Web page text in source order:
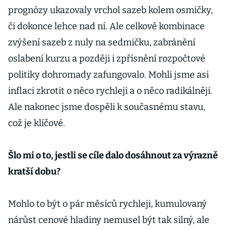
prognózy ukazovaly vrchol sazeb kolem osmičky,
či dokonce lehce nad ní. Ale celkově kombinace
zvýšení sazeb z nuly na sedmičku, zabránění
oslabení kurzu a později i zpřísnění rozpočtové
politiky dohromady zafungovalo. Mohli jsme asi
inflaci zkrotit o něco rychleji a o něco radikálněji.
Ale nakonec jsme dospěli k současnému stavu,
což je klíčové.
Šlo mi o to, jestli se cíle dalo dosáhnout za výrazně
kratší dobu?
Mohlo to být o pár měsíců rychleji, kumulovaný
nárůst cenové hladiny nemusel být tak silný, ale